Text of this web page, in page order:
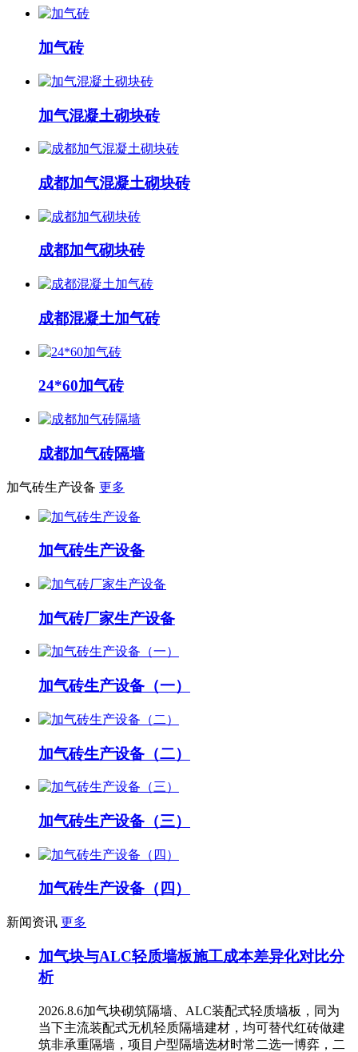
加气砖
加气混凝土砌块砖
成都加气混凝土砌块砖
成都加气砌块砖
成都混凝土加气砖
24*60加气砖
成都加气砖隔墙
加气砖生产设备 更多
加气砖生产设备
加气砖厂家生产设备
加气砖生产设备（一）
加气砖生产设备（二）
加气砖生产设备（三）
加气砖生产设备（四）
新闻资讯 更多
加气块与ALC轻质墙板施工成本差异化对比分
析
2026.8.6加气块砌筑隔墙、ALC装配式轻质墙板，同为
当下主流装配式无机轻质隔墙建材，均可替代红砖做建
筑非承重隔墙，项目户型隔墙选材时常二选一博弈，二